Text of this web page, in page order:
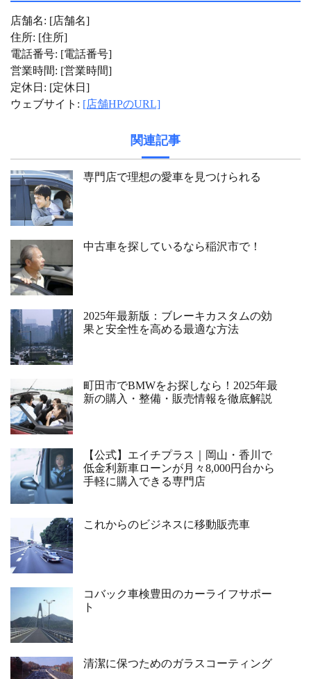
店舗名: [店舗名]
住所: [住所]
電話番号: [電話番号]
営業時間: [営業時間]
定休日: [定休日]
ウェブサイト: [店舗HPのURL]
関連記事
専門店で理想の愛車を見つけられる
中古車を探しているなら稲沢市で！
2025年最新版：ブレーキカスタムの効
果と安全性を高める最適な方法
町田市でBMWをお探しなら！2025年最
新の購入・整備・販売情報を徹底解説
【公式】エイチプラス｜岡山・香川で
低金利新車ローンが月々8,000円台から
手軽に購入できる専門店
これからのビジネスに移動販売車
コバック車検豊田のカーライフサポー
ト
清潔に保つためのガラスコーティング